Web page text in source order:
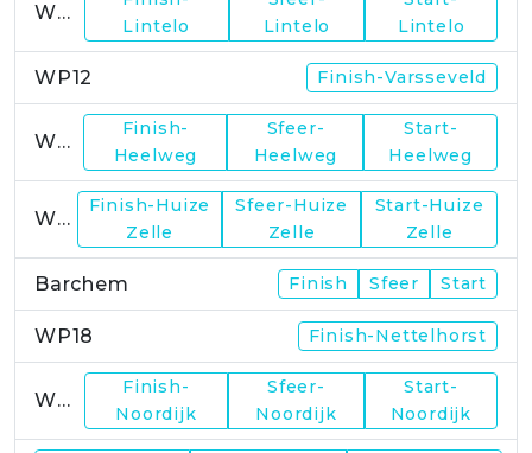
WP11
Lintelo
Lintelo
Lintelo
WP12 Finish-Varsseveld
WP13
Finish-
Heelweg
Sfeer-
Heelweg
Start-
Heelweg
WP15
Finish-Huize
Zelle
Sfeer-Huize
Zelle
Start-Huize
Zelle
Barchem Finish Sfeer Start
WP18 Finish-Nettelhorst
WP19
Finish-
Noordijk
Sfeer-
Noordijk
Start-
Noordijk